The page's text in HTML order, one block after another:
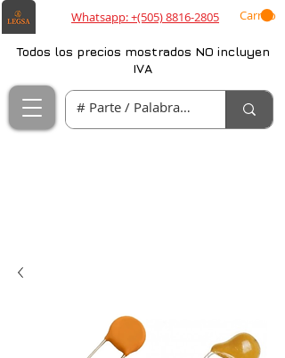
Whatsapp: +(505) 8816-2805 Carrito
Todos los precios mostrados NO incluyen
IVA